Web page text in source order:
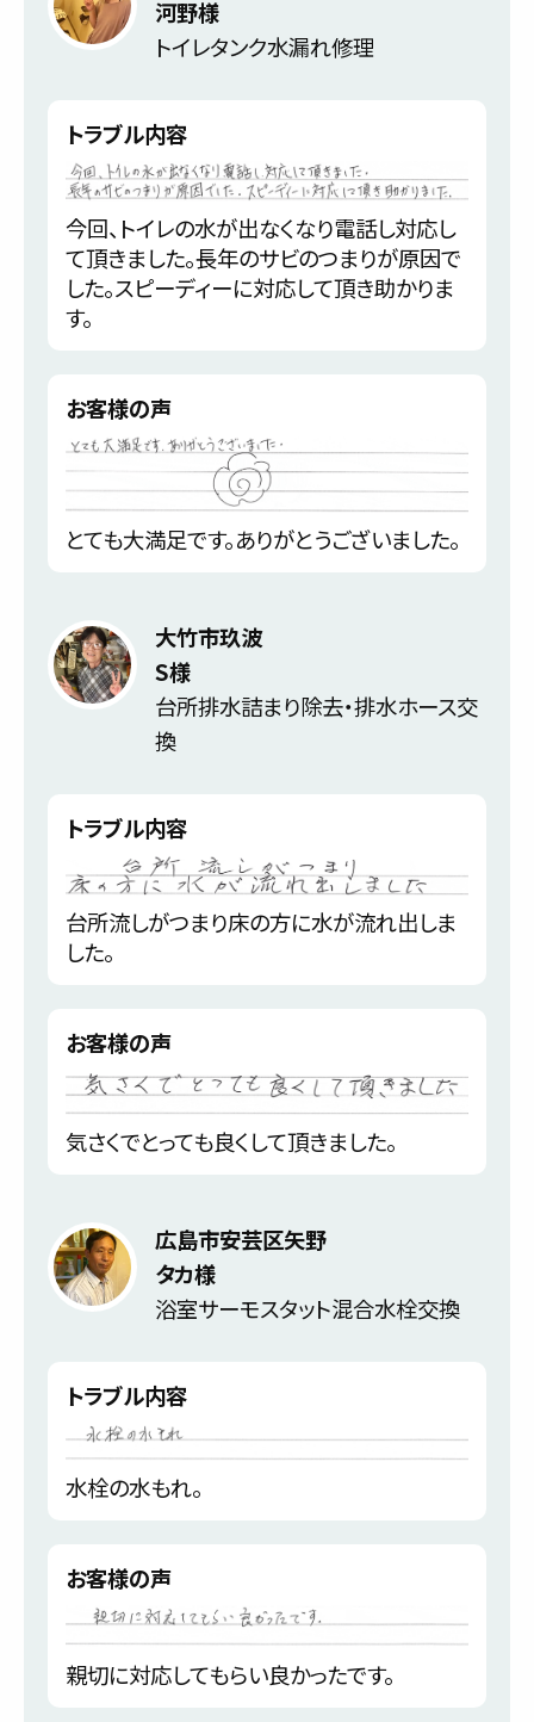
河野様
トイレタンク水漏れ修理
トラブル内容
今回、トイレの水が出なくなり電話し対応し
て頂きました。長年のサビのつまりが原因で
した。スピーディーに対応して頂き助かりま
す。
お客様の声
とても大満足です。ありがとうございました。
大竹市玖波
S様
台所排水詰まり除去・排水ホース交
換
トラブル内容
台所流しがつまり床の方に水が流れ出しま
した。
お客様の声
気さくでとっても良くして頂きました。
広島市安芸区矢野
タカ様
浴室サーモスタット混合水栓交換
トラブル内容
水栓の水もれ。
お客様の声
親切に対応してもらい良かったです。